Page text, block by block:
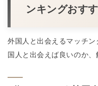
ンキングおす
外国人と出会えるマッチ
国人と出会えば良いのか、